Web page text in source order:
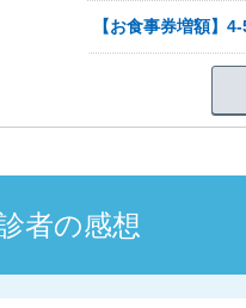
【お食事券増額】
者の感想